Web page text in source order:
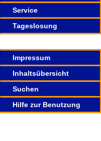
Service
Tageslosung
Impressum
Inhaltsübersicht
Suchen
Hilfe zur Benutzung